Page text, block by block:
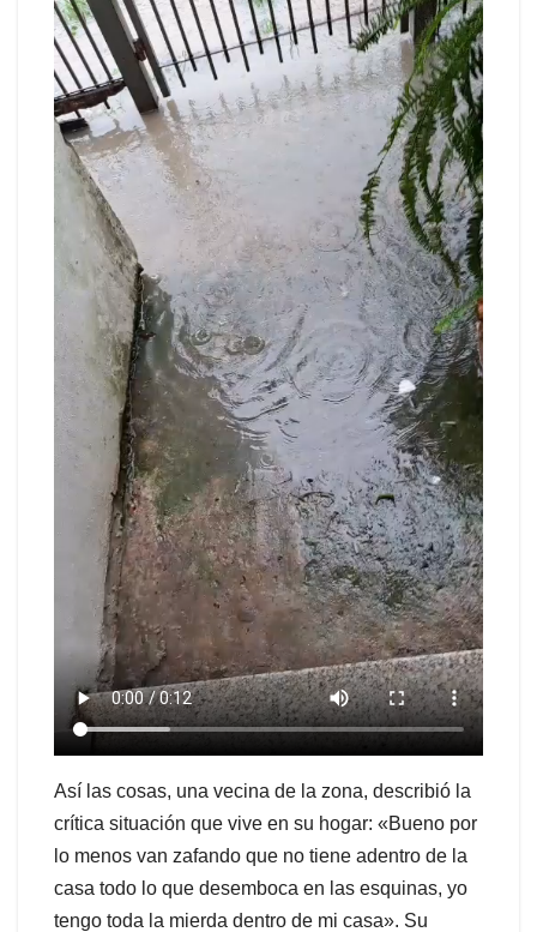
Así las cosas, una vecina de la zona, describió la
crítica situación que vive en su hogar: «Bueno por
lo menos van zafando que no tiene adentro de la
casa todo lo que desemboca en las esquinas, yo
tengo toda la mierda dentro de mi casa». Su